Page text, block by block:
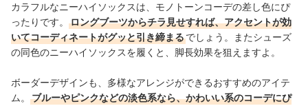
カラフルなニーハイソックスは、モノトーンコーデの差し色にぴ
ったりです。
ロングブーツからチラ見せすれば、アクセントが効
いてコーディネートがグッと引き締まるでしょう。またシューズ
の同色のニーハイソックスを履くと、脚長効果を狙えますよ。
ボーダーデザインも、多様なアレンジができるおすすめのアイテ
ム。
ブルーやピンクなどの淡色系なら、かわいい系のコーデにぴ